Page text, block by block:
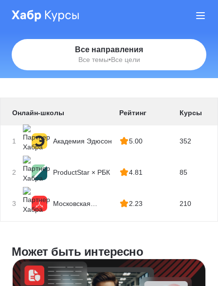
Все направления
Все темы•Все цели
Онлайн-школы Рейтинг Курсы
1 Академия Эдюсон 5.00 352
2 ProductStar × РБК 4.81 85
3
Московская
2.23 210
Может быть интересно